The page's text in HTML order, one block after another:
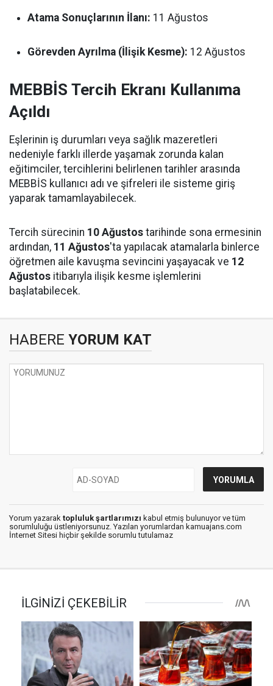
Atama Sonuçlarının İlanı: 11 Ağustos
Görevden Ayrılma (İlişik Kesme): 12 Ağustos
MEBBİS Tercih Ekranı Kullanıma
Açıldı
Eşlerinin iş durumları veya sağlık mazeretleri
nedeniyle farklı illerde yaşamak zorunda kalan
eğitimciler, tercihlerini belirlenen tarihler arasında
MEBBİS kullanıcı adı ve şifreleri ile sisteme giriş
yaparak tamamlayabilecek.
Tercih sürecinin 10 Ağustos tarihinde sona ermesinin
ardından, 11 Ağustos'ta yapılacak atamalarla binlerce
öğretmen aile kavuşma sevincini yaşayacak ve 12
Ağustos itibarıyla ilişik kesme işlemlerini
başlatabilecek.
HABERE YORUM KAT
Yorum yazarak topluluk şartlarımızı kabul etmiş bulunuyor ve tüm
sorumluluğu üstleniyorsunuz. Yazılan yorumlardan kamuajans.com
İnternet Sitesi hiçbir şekilde sorumlu tutulamaz